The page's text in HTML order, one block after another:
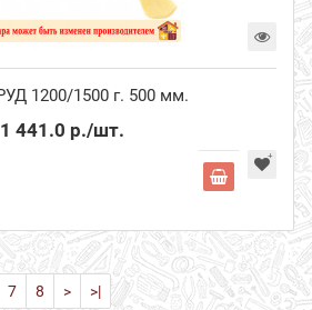
1200/1500 г. 500 мм.
1 441.0 р./шт.
7 8 > >|